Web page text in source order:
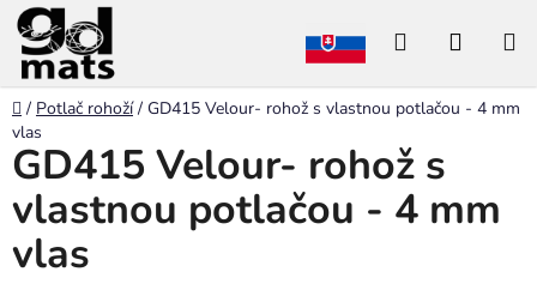
Prejsť
na
obsah
Hľadať
Domov
/ Potlač rohoží / GD415 Velour- rohož s vlastnou potlačou - 4 mm
vlas
GD415 Velour- rohož s
vlastnou potlačou - 4 mm
vlas